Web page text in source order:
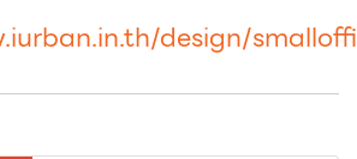
design/